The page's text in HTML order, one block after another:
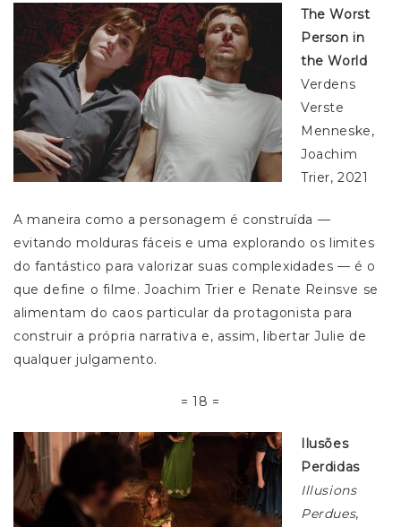
The Worst
Person in
the World
Verdens
Verste
Menneske,
Joachim
Trier, 2021
A maneira como a personagem é construída —
evitando molduras fáceis e uma explorando os limites
do fantástico para valorizar suas complexidades — é o
que define o filme. Joachim Trier e Renate Reinsve se
alimentam do caos particular da protagonista para
construir a própria narrativa e, assim, libertar Julie de
qualquer julgamento.
= 18 =
Ilusões
Perdidas
Illusions
Perdues,